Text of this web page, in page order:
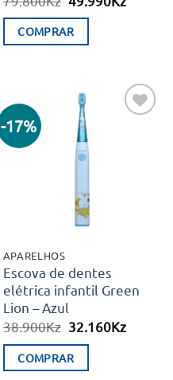
original
era:
COMPRAR
-17%
APARELHOS
Escova de dentes
elétrica infantil Green
Lion – Azul
38.900Kz O
original
era:
32.160KzO
COMPRAR